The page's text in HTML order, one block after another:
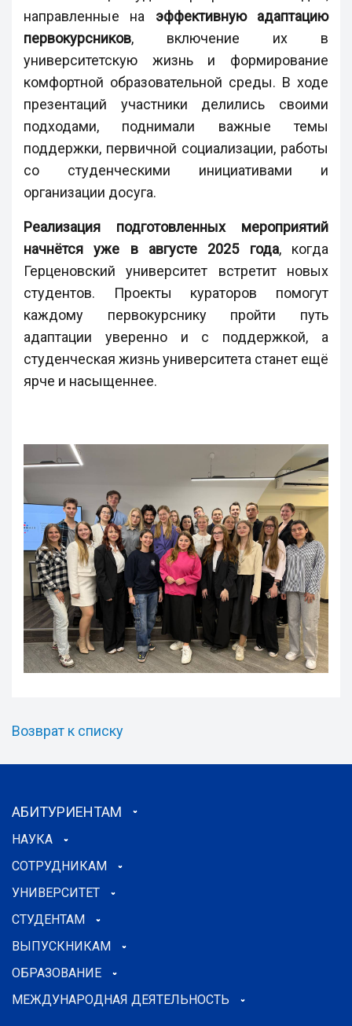
направленные на эффективную адаптацию
первокурсников, включение их в
университетскую жизнь и формирование
комфортной образовательной среды. В ходе
презентаций участники делились своими
подходами, поднимали важные темы
поддержки, первичной социализации, работы
со студенческими инициативами и
организации досуга.
Реализация подготовленных мероприятий
начнётся уже в августе 2025 года, когда
Герценовский университет встретит новых
студентов. Проекты кураторов помогут
каждому первокурснику пройти путь
адаптации уверенно и с поддержкой, а
студенческая жизнь университета станет ещё
ярче и насыщеннее.
Возврат к списку
АБИТУРИЕНТАМ
НАУКА
СОТРУДНИКАМ
УНИВЕРСИТЕТ
СТУДЕНТАМ
ВЫПУСКНИКАМ
ОБРАЗОВАНИЕ
МЕЖДУНАРОДНАЯ ДЕЯТЕЛЬНОСТЬ